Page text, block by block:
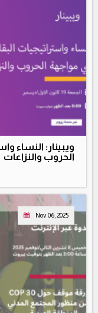
ويبينار: النساء
الحروب والنزاعات
Nov 06, 2025